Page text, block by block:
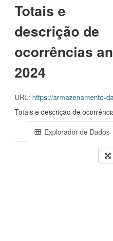
Totais e
descrição de
ocorrências
2024
URL: https://armazenamento-dadosabertos.s3.sa-east-1.amazonaws.com/PDA_2023_2025/
Totais e descrição de
Explorador de Dados